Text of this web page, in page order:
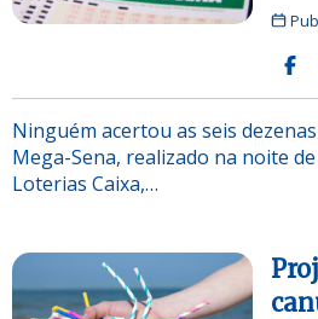
Ninguém acertou as seis
Mega-Sena, realizado na noite
Loterias Caixa,…